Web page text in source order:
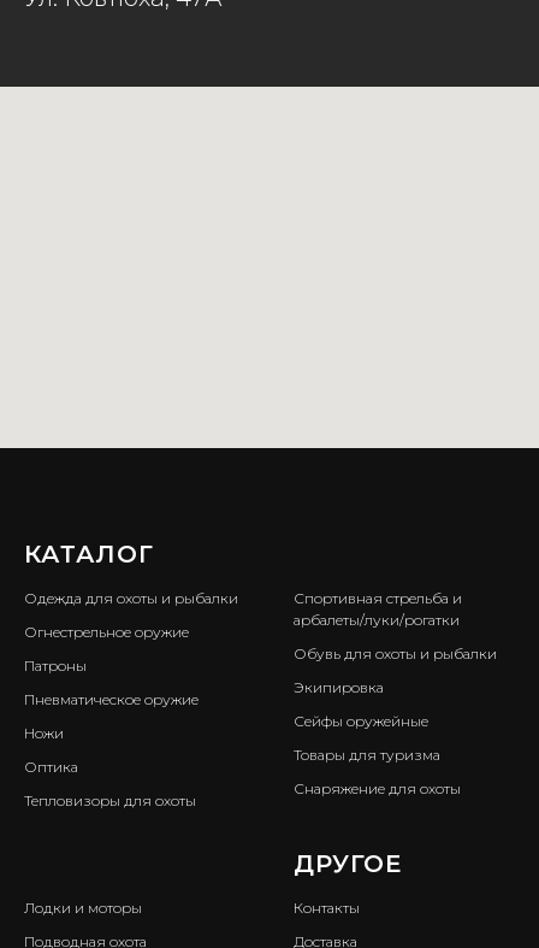
КАТАЛОГ
Одежда для охоты и рыбалки
Огнестрельное оружие
Патроны
Пневматическое оружие
Ножи
Оптика
Тепловизоры для охоты
Спортивная стрельба и
арбалеты/луки/рогатки
Обувь для охоты и рыбалки
Экипировка
Сейфы оружейные
Товары для туризма
Снаряжение для охоты
Лодки и моторы
Подводная охота
ДРУГОЕ
Контакты
Доставка